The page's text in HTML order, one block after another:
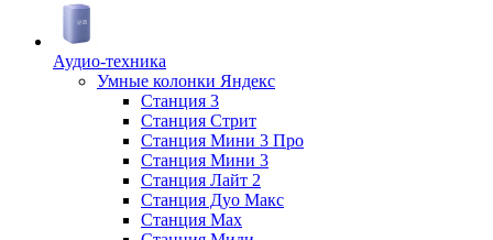
Аудио-техника
Умные колонки Яндекс
Станция 3
Станция Стрит
Станция Мини 3 Про
Станция Мини 3
Станция Лайт 2
Станция Дуо Макс
Станция Max